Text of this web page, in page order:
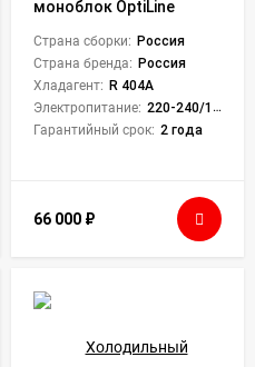
моноблок OptiLine
Страна сборки: Россия
Страна бренда: Россия
Хладагент: R 404A
Электропитание: 220-240/1/50
Гарантийный срок: 2 года
66 000 ₽